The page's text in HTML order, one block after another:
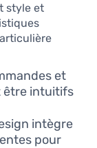
style et
:
et
être intuitifs.
intègre
pour